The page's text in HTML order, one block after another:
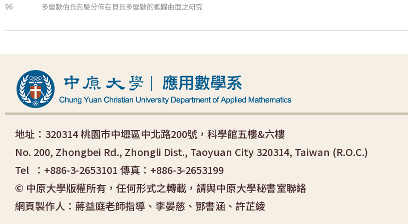
96 多變數伯氏先驗分佈在貝氏多變數的迴歸曲面之研究
地址：320314 桃園市中壢區中北路200號，科學館五樓&六樓
No. 200, Zhongbei Rd., Zhongli Dist., Taoyuan City 320314, Taiwan (R.O.C.)
Tel ：+886-3-2653101 傳真：+886-3-2653199
© 中原大學版權所有，任何形式之轉載，請與中原大學秘書室聯絡
網頁製作人：蔣益庭老師指導、李晏慈、鄧書涵、許芷綾